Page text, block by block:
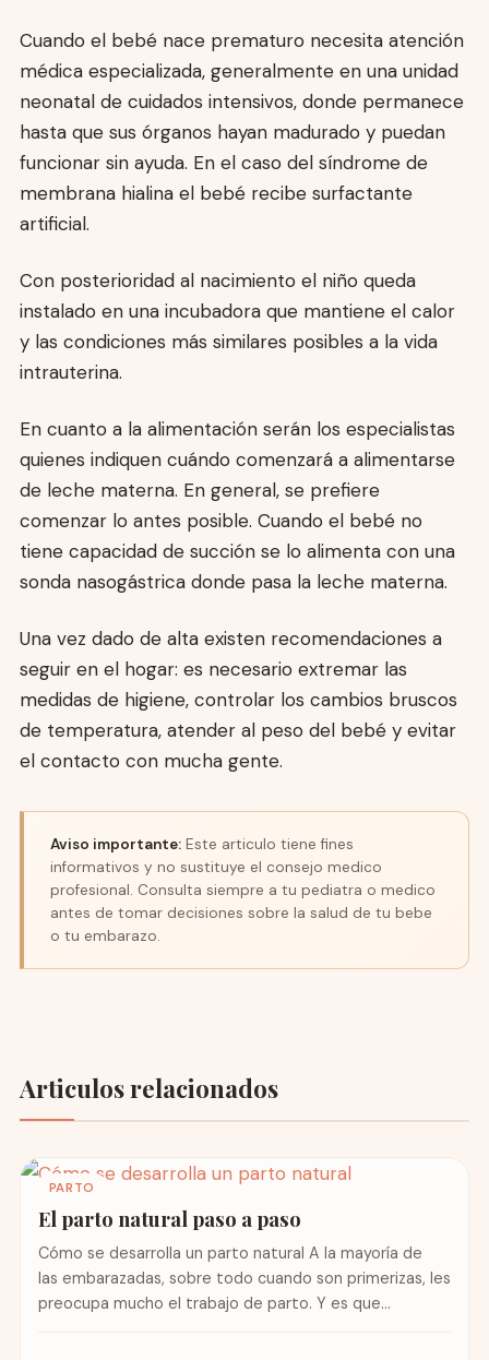
Cuando el bebé nace prematuro necesita atención
médica especializada, generalmente en una unidad
neonatal de cuidados intensivos, donde permanece
hasta que sus órganos hayan madurado y puedan
funcionar sin ayuda. En el caso del síndrome de
membrana hialina el bebé recibe surfactante
artificial.
Con posterioridad al nacimiento el niño queda
instalado en una incubadora que mantiene el calor
y las condiciones más similares posibles a la vida
intrauterina.
En cuanto a la alimentación serán los especialistas
quienes indiquen cuándo comenzará a alimentarse
de leche materna. En general, se prefiere
comenzar lo antes posible. Cuando el bebé no
tiene capacidad de succión se lo alimenta con una
sonda nasogástrica donde pasa la leche materna.
Una vez dado de alta existen recomendaciones a
seguir en el hogar: es necesario extremar las
medidas de higiene, controlar los cambios bruscos
de temperatura, atender al peso del bebé y evitar
el contacto con mucha gente.
Aviso importante:Este articulo tiene fines
informativos y no sustituye el consejo medico
profesional. Consulta siempre a tu pediatra o medico
antes de tomar decisiones sobre la salud de tu bebe
o tu embarazo.
Articulos relacionados
PARTO
El parto natural paso a paso
Cómo se desarrolla un parto natural A la mayoría de
las embarazadas, sobre todo cuando son primerizas, les
preocupa mucho el trabajo de parto. Y es que...